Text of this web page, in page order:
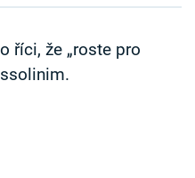
říci, že „roste pro